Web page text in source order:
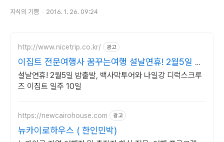
지식의 기쁨 2016. 1. 26. 09:24
http://www.nicetrip.co.kr/ 광고
이집트 전문여행사 꿈꾸는여행 설날연휴! 2월5일 밤
출발
설날연휴! 2월5일 밤출발, 백사막투어와 나일강 디럭스크루
즈 이집트 일주 10일
https://newcairohouse.com 광고
뉴카이로하우스 ( 한인민박)